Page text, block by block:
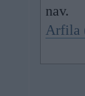
nav.
Arfila